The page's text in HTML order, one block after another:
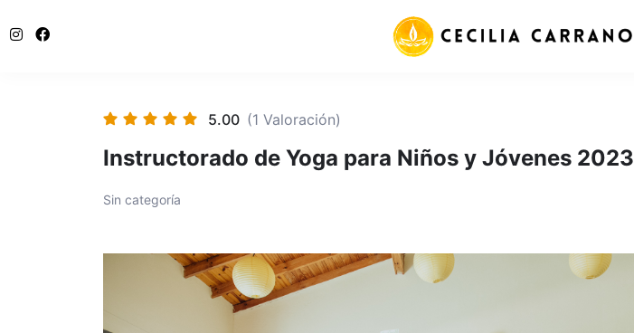
5.00 (1 Valoración)
Instructorado de Yoga para Niños y Jóvenes 2023
Sin categoría